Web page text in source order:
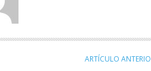
R
ARTÍCULO